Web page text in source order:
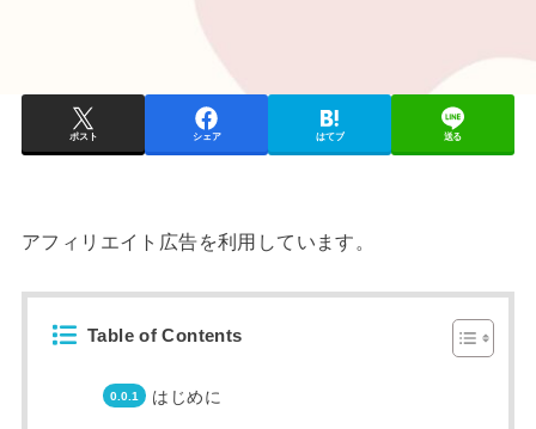
ポスト シェア はてブ 送る
アフィリエイト広告を利用しています。
Table of Contents
はじめに